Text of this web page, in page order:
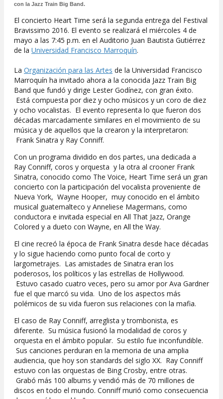
con la Jazz Train Big Band.
El concierto Heart Time será la segunda entrega del Festival
Bravissimo 2016. El evento se realizará el miércoles 4 de
mayo a las 7:45 p.m. en el Auditorio Juan Bautista Gutiérrez
de la Universidad Francisco Marroquín.
La Organización para las Artes de la Universidad Francisco
Marroquín ha invitado ahora a la conocida Jazz Train Big
Band que fundó y dirige Lester Godínez, con gran éxito.
Está compuesta por diez y ocho músicos y un coro de diez
y ocho vocalistas. El evento representa lo que fueron dos
décadas marcadamente similares en el movimiento de su
música y de aquellos que la crearon y la interpretaron:
Frank Sinatra y Ray Conniff.
Con un programa dividido en dos partes, una dedicada a
Ray Conniff, coros y orquesta y la otra al crooner Frank
Sinatra, conocido como The Voice, Heart Time será un gran
concierto con la participación del vocalista proveniente de
Nueva York, Wayne Hooper, muy conocido en el ámbito
musical guatemalteco y Anneliese Magermans, como
conductora e invitada especial en All That Jazz, Orange
Colored y a dueto con Wayne, en All the Way.
El cine recreó la época de Frank Sinatra desde hace décadas
y lo sigue haciendo como punto focal de corto y
largometrajes. Las amistades de Sinatra eran los
poderosos, los políticos y las estrellas de Hollywood.
Estuvo casado cuatro veces, pero su amor por Ava Gardner
fue el que marcó su vida. Uno de los aspectos más
polémicos de su vida fueron sus relaciones con la mafia.
El caso de Ray Conniff, arreglista y trombonista, es
diferente. Su música fusionó la modalidad de coros y
orquesta en el ámbito popular. Su estilo fue inconfundible.
Sus canciones perduran en la memoria de una amplia
audiencia, que hoy son standards del siglo XX. Ray Conniff
estuvo con las orquestas de Bing Crosby, entre otras.
Grabó más 100 albums y vendió más de 70 millones de
discos en todo el mundo. Conniff murió como consecuencia